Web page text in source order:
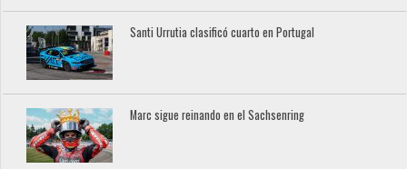
Santi Urrutia clasificó cuarto en Portugal
Marc sigue reinando en el Sachsenring